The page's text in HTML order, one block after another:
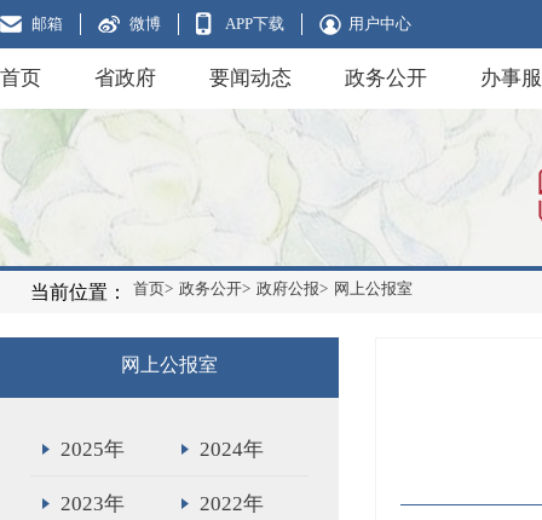
邮箱 微博 APP下载 用户中心
首页 省政府 要闻动态 政务公开 办事
当前位置： 首页> 政务公开> 政府公报> 网上公报室
网上公报室
2025年 2024年
2023年 2022年